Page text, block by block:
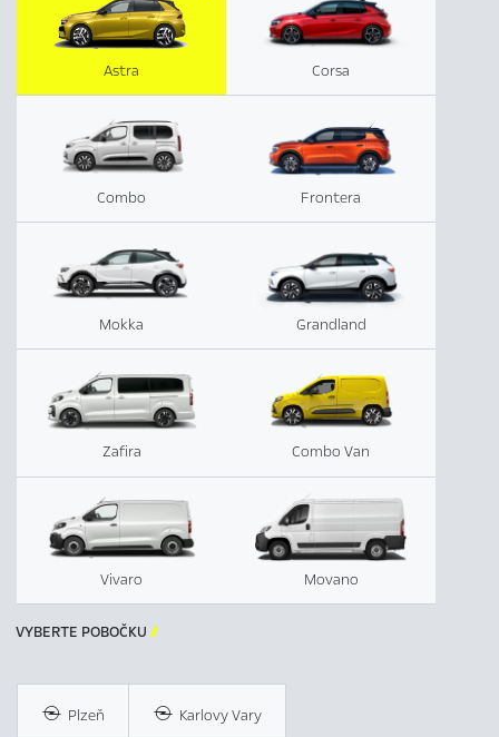
Corsa
Combo Frontera
Astra
Mokka Grandland
Zafira Combo Van
Vivaro Movano
VYBERTE POBOČKU 
Plzeň Karlovy Vary